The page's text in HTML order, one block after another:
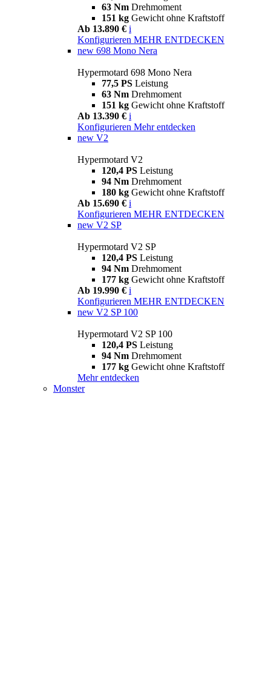
63 Nm Drehmoment
151 kg Gewicht ohne Kraftstoff
Ab 13.890 € i
Konfigurieren MEHR ENTDECKEN
new 698 Mono Nera
Hypermotard 698 Mono Nera
77,5 PS Leistung
63 Nm Drehmoment
151 kg Gewicht ohne Kraftstoff
Ab 13.390 € i
Konfigurieren Mehr entdecken
new V2
Hypermotard V2
120,4 PS Leistung
94 Nm Drehmoment
180 kg Gewicht ohne Kraftstoff
Ab 15.690 € i
Konfigurieren MEHR ENTDECKEN
new V2 SP
Hypermotard V2 SP
120,4 PS Leistung
94 Nm Drehmoment
177 kg Gewicht ohne Kraftstoff
Ab 19.990 € i
Konfigurieren MEHR ENTDECKEN
new V2 SP 100
Hypermotard V2 SP 100
120,4 PS Leistung
94 Nm Drehmoment
177 kg Gewicht ohne Kraftstoff
Mehr entdecken
Monster